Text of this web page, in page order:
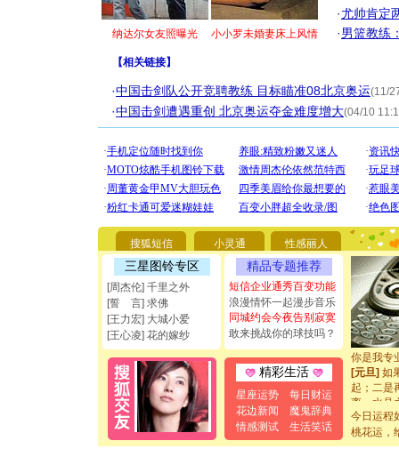
纳达尔女友照曝光 小小罗未婚妻床上风情
·尤帅肯定
·男篮教练
【相关链接】
·中国击剑队公开竞聘教练 目标瞄准08北京奥运(11/
·中国击剑遭遇重创 北京奥运夺金难度增大(04/10
搜狐短信 小灵通 性感丽人
三星图铃专区
[周杰伦] 千里之外
[誓 言] 求佛
[王力宏] 大城小爱
[王心凌] 花的嫁纱
精品专题推荐
短信企业通秀百变功能
浪漫情怀一起漫步音乐
同城约会今夜告别寂寞
敢来挑战你的球技吗？
精彩生活
星座运势
每日财运
花边新闻
魔鬼辞典
情感测试
生活笑话
[圣诞节]
你太多
要平安！
[圣诞节]
能正大
都要快乐
[圣诞节]
如意,快
[元旦]看
断电。爱
你是我专
[元旦] 如
起；二是
离。水晶
[元旦]当
泣，这痛
今日运程
桃花运，